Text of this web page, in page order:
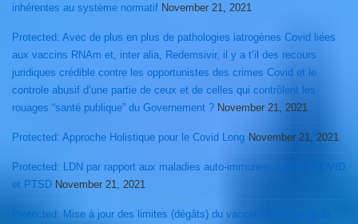
inhérentes au système normatif November 21, 2021
Protected: Avec de plus en plus de pathologies iatrogènes Covid liées
aux vaccins RNAm et, inter alia, Redemsivir, il y a t’il des recours
juridiques crédible contre les opportunistes des crimes Covid et le
controle abusif d’une partie de ceux et de celles qui contrôlent les
rouages “santé publique” du Governement ? November 21, 2021
Protected: Approche Holistique pour le Covid Long November 21, 2021
Protected: LDN par rapport aux maladies auto-immunes, cancer, COVID
et PTSD November 21, 2021
Protected: Mise à jour des limites (dégâts) du vaccin COVID et de la